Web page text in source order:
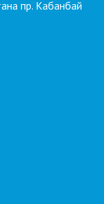
пр. Кабанбай